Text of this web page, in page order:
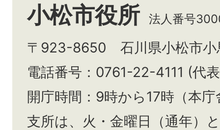
小松市役所 法人番号
〒923-8650 石川県小松市小
電話番号：0761-22-4111 (代
開庁時間：9時から17時（本
支所は、火・金曜日（通年）と